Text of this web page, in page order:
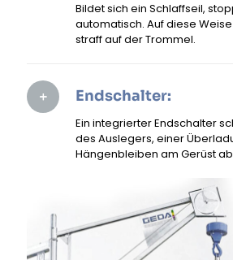
Bildet sich ein Schlaffseil,
automatisch. Auf diese
straff auf der Trommel.
Endschalter:
Ein integrierter Endschalter
des Auslegers, einer
Hängenbleiben am Gerüst